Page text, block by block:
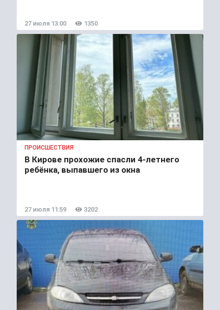
27 июля 13:00 1350
ПРОИСШЕСТВИЯ
В Кирове прохожие спасли 4-летнего
ребёнка, выпавшего из окна
27 июля 11:59 3202